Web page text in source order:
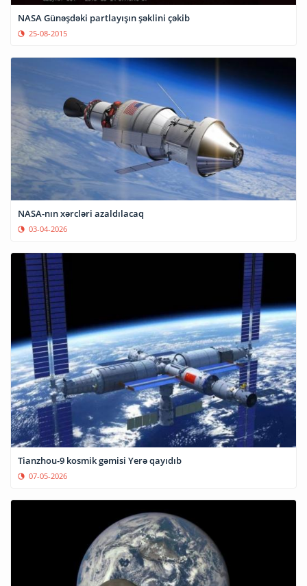
NASA Günəşdəki partlayışın şəklini çəkib
25-08-2015
NASA-nın xərcləri azaldılacaq
03-04-2026
Tianzhou-9 kosmik gəmisi Yerə qayıdıb
07-05-2026